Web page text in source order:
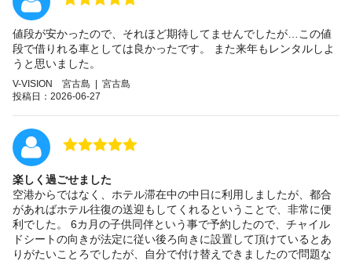
値段が安かったので、それほど期待してませんでしたが…この値
段で借りれる車としては良かったです。 また来年もレンタルしよ
うと思いました。
V-VISION 宮古島 | 宮古島
投稿日：2026-06-27
楽しく過ごせました
空港からではなく、ホテル滞在中の中日に利用しましたが、都合
があればホテル往復の送迎もしてくれるということで、非常に便
利でした。 6カ月の子供同伴という事で予約したので、チャイル
ドシートの向きが法定に従い後ろ向きに設置して頂けているとあ
りがたいことろでしたが、自分で付け替えできましたので問題な